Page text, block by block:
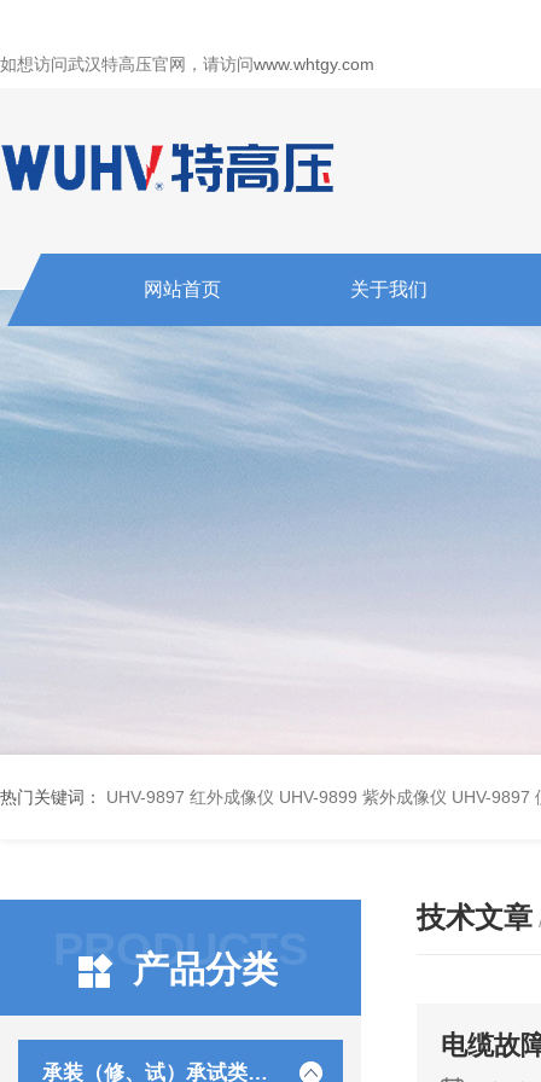
如想访问武汉特高压官网，请访问www.whtgy.com
网站首页 关于我们
热门关键词： UHV-9897 红外成像仪 UHV-9899 紫外成像仪 UHV-9897
PRODUCTS
产品分类
承装（修、试）承试类仪器
技术文章
电缆故